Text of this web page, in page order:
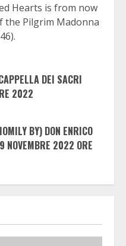
Hearts is from now
Pilgrim Madonna
DEI SACRI
2022
BY) DON ENRICO
NOVEMBRE 2022 ORE